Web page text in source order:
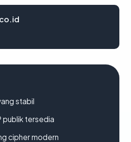
stabil
publik tersedia
cipher modern